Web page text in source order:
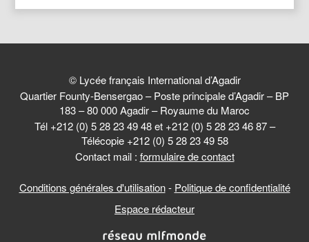
© Lycée français International d’Agadir
Quartier Founty-Bensergao – Poste principale d’Agadir – BP
183 – 80 000 Agadir – Royaume du Maroc
Tél +212 (0) 5 28 23 49 48 et +212 (0) 5 28 23 46 87 –
Télécopie +212 (0) 5 28 23 49 58
Contact mail : formulaire de contact
Conditions générales d'utilisation- Politique de confidentialité
Espace rédacteur